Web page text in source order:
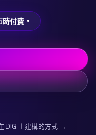
付費。
DIG 上建構的方式 →